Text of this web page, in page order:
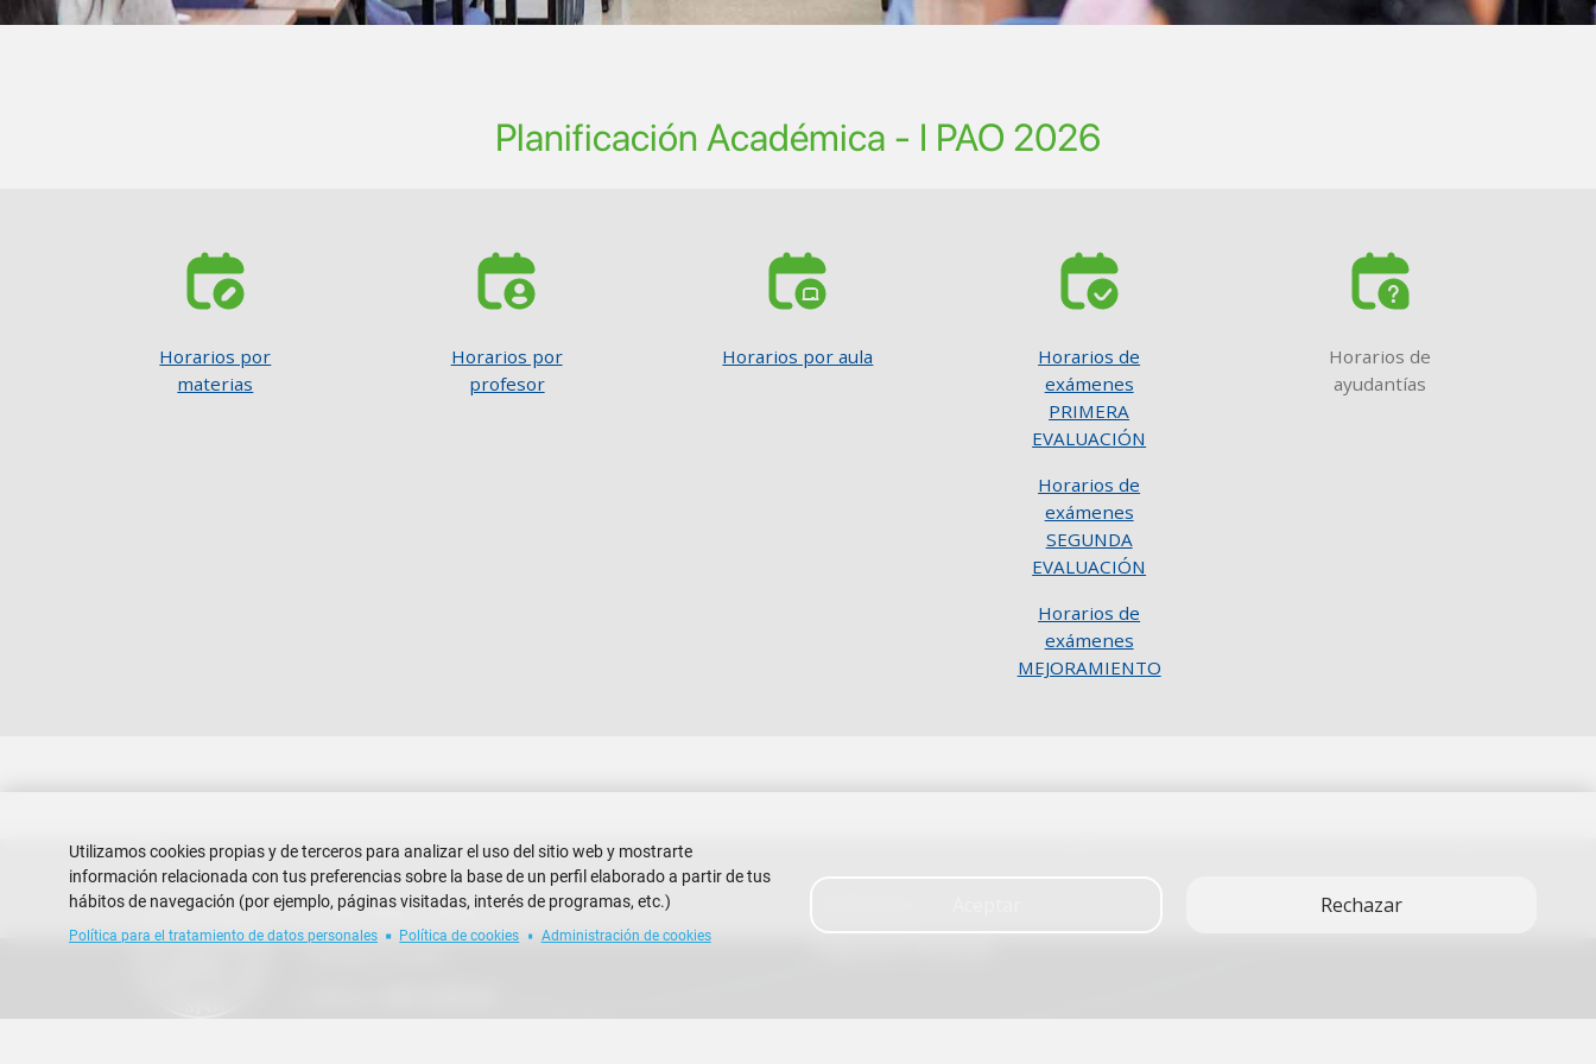
Planificación Académica - I PAO 2026
SVG
Horarios por
materias
SVG
Horarios por
profesor
SVG
Horarios por aula
SVG
Horarios de
exámenes
PRIMERA
EVALUACIÓN
Horarios de
exámenes
SEGUNDA
EVALUACIÓN
Horarios de
exámenes
MEJORAMIENTO
SVG
Horarios de
ayudantías
Escuela Superior Politécnica del Litoral
Campus Gustavo Galindo
Utilizamos cookies propias y de terceros para analizar el uso del sitio web y mostrarte
información relacionada con tus preferencias sobre la base de un perfil elaborado a partir de tus
hábitos de navegación (por ejemplo, páginas visitadas, interés de programas, etc.)
Política para el tratamiento de datos personales Política de cookies Administración de cookies
Rechazar